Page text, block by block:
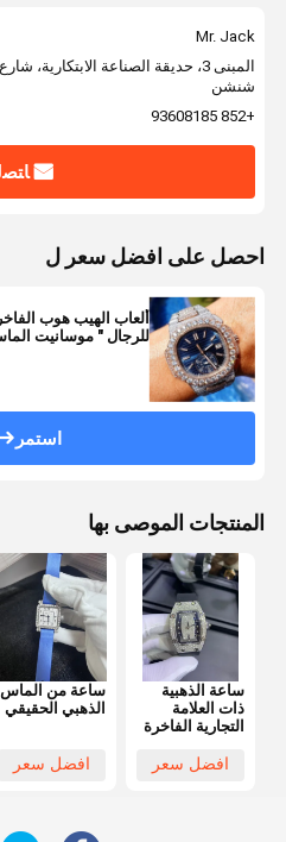
Mr. Jack
المبنى 3، حديقة الصناعة الابتكارية،
شنشن
+852 93608185
احصل على افضل سعر ل
ألعاب الهيب هوب
للرجال " موسانيت
استمر
المنتجات الموصى بها
ساعة الذهبية
ذات العلامة
التجارية الفاخرة
افضل سعر
ساعة من الماس
الذهبي الحقيقي
افضل سعر